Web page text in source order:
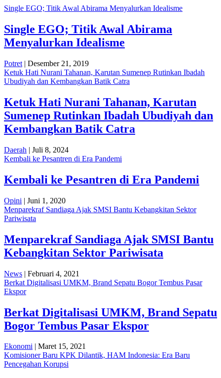
Single EGO; Titik Awal Abirama Menyalurkan Idealisme
Single EGO; Titik Awal Abirama
Menyalurkan Idealisme
Potret | Desember 21, 2019
Ketuk Hati Nurani Tahanan, Karutan Sumenep Rutinkan Ibadah
Ubudiyah dan Kembangkan Batik Catra
Ketuk Hati Nurani Tahanan, Karutan
Sumenep Rutinkan Ibadah Ubudiyah dan
Kembangkan Batik Catra
Daerah | Juli 8, 2024
Kembali ke Pesantren di Era Pandemi
Kembali ke Pesantren di Era Pandemi
Opini | Juni 1, 2020
Menparekraf Sandiaga Ajak SMSI Bantu Kebangkitan Sektor
Pariwisata
Menparekraf Sandiaga Ajak SMSI Bantu
Kebangkitan Sektor Pariwisata
News | Februari 4, 2021
Berkat Digitalisasi UMKM, Brand Sepatu Bogor Tembus Pasar
Ekspor
Berkat Digitalisasi UMKM, Brand Sepatu
Bogor Tembus Pasar Ekspor
Ekonomi | Maret 15, 2021
Komisioner Baru KPK Dilantik, HAM Indonesia: Era Baru
Pencegahan Korupsi